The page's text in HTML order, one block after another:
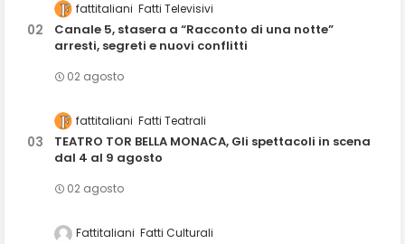
fattitaliani Fatti Televisivi
Canale 5, stasera a “Racconto di una notte”
arresti, segreti e nuovi conflitti
02 agosto
fattitaliani Fatti Teatrali
TEATRO TOR BELLA MONACA, Gli spettacoli in scena
dal 4 al 9 agosto
02 agosto
Fattitaliani Fatti Culturali